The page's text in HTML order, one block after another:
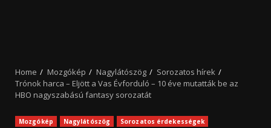
Home Mozgókép Nagylátószög
Sorozatos hírek
Trónok harca – Eljött a Vas Évforduló – 10 éve mutatták be az
HBO nagyszabású fantasy sorozatát
Mozgókép Nagylátószög
Sorozatos érdekességek